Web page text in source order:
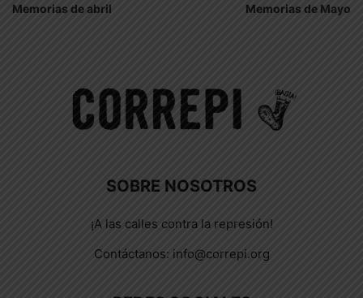
Memorias de abril Memorias de Mayo
SOBRE NOSOTROS
¡A las calles contra la represión!
Contáctanos: info@correpi.org